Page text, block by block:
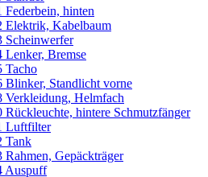
Federbein, hinten
Elektrik, Kabelbaum
Scheinwerfer
Lenker, Bremse
Tacho
Blinker, Standlicht vorne
Verkleidung, Helmfach
Rückleuchte, hintere Schmutzfänger
Luftfilter
Tank
Rahmen, Gepäckträger
Auspuff